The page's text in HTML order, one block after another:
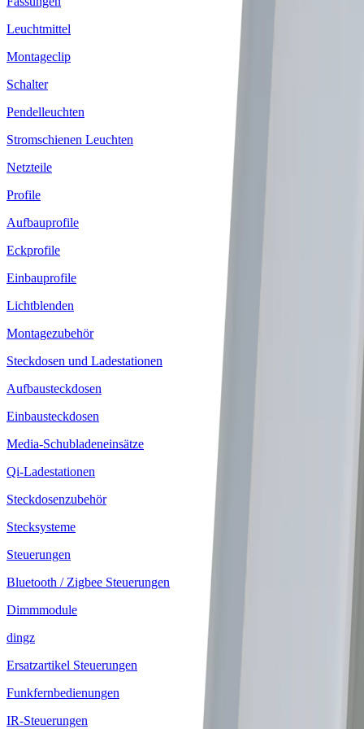
Leuchtmittel
Montageclip
Schalter
Pendelleuchten
Stromschienen Leuchten
Netzteile
Profile
Aufbauprofile
Eckprofile
Einbauprofile
Lichtblenden
Montagezubehör
Steckdosen und Ladestationen
Aufbausteckdosen
Einbausteckdosen
Media-Schubladeneinsätze
Qi-Ladestationen
Steckdosenzubehör
Stecksysteme
Steuerungen
Bluetooth / Zigbee Steuerungen
Dimmmodule
dingz
Ersatzartikel Steuerungen
Funkfernbedienungen
IR-Steuerungen